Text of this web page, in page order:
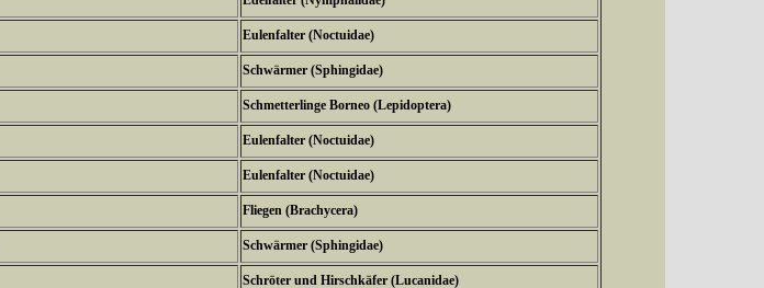
Eulenfalter (Noctuidae)
Schwärmer (Sphingidae)
Schmetterlinge Borneo (Lepidoptera)
Eulenfalter (Noctuidae)
Eulenfalter (Noctuidae)
Fliegen (Brachycera)
Schwärmer (Sphingidae)
Schröter und Hirschkäfer (Lucanidae)